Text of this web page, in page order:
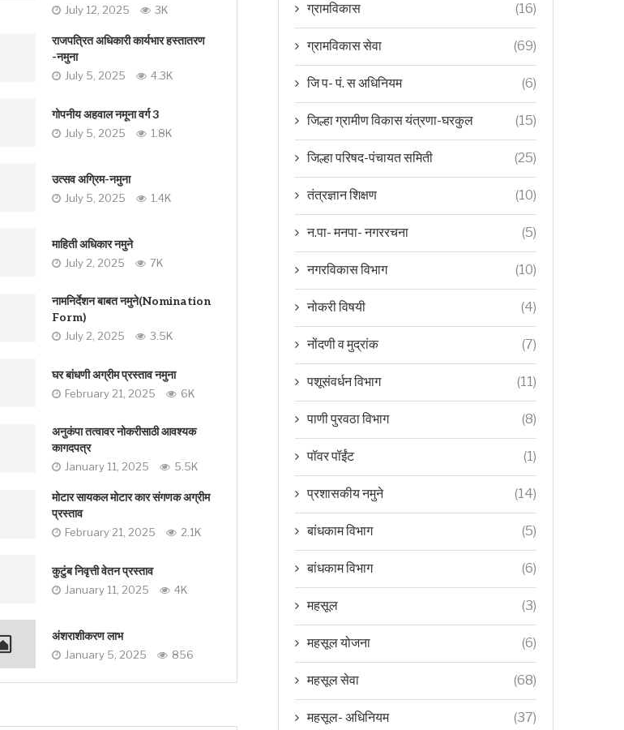
July 12, 2025 3K
राजपत्रित अधिकारी कार्यभार हस्तातरण
-नमुना
July 5, 2025 4.3K
गोपनीय अहवाल नमूना वर्ग 3
July 5, 2025 1.8K
उत्सव अग्रिम-नमुना
July 5, 2025 1.4K
माहिती अधिकार नमुने
July 2, 2025 7K
नामनिर्देशन बाबत नमुने(Nomination
Form)
July 2, 2025 3.5K
घर बांधणी अग्रीम प्रस्ताव नमुना
February 21, 2025 6K
अनुकंपा तत्वावर नोकरीसाठी आवश्यक
कागदपत्र
January 11, 2025 5.5K
मोटार सायकल मोटार कार संगणक अग्रीम
प्रस्ताव
February 21, 2025 2.1K
कुटुंब निवृत्ती वेतन प्रस्ताव
January 11, 2025 4K
अंशराशीकरण लाभ
January 5, 2025 856
ग्रामविकास (16)
ग्रामविकास सेवा (69)
जि प- पं. स अधिनियम (6)
जिल्हा ग्रामीण विकास यंत्रणा-घरकुल (15)
जिल्हा परिषद-पंचायत समिती (25)
तंत्रज्ञान शिक्षण (10)
न.पा- मनपा- नगररचना (5)
नगरविकास विभाग (10)
नोकरी विषयी (4)
नोंदणी व मुद्रांक (7)
पशूसंवर्धन विभाग (11)
पाणी पुरवठा विभाग (8)
पॉवर पॉईंट (1)
प्रशासकीय नमुने (14)
बांधकाम विभाग (5)
बांधकाम विभाग (6)
महसूल (3)
महसूल योजना (6)
महसूल सेवा (68)
महसूल- अधिनियम (37)